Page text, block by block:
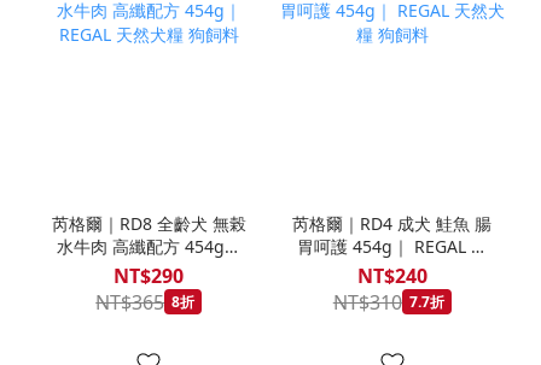
芮格爾｜RD8 全齡犬 無榖
水牛肉 高纖配方 454g｜
REGAL 天然犬糧 狗飼料
NT$290
NT$365 8折
芮格爾｜RD4 成犬 鮭魚 腸
胃呵護 454g｜ REGAL 天
然犬糧 狗飼料
NT$240
NT$310 7.7折